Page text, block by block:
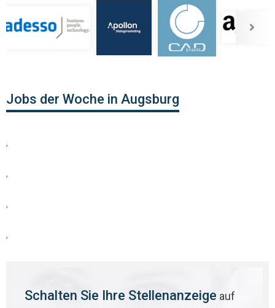
Jobs der Woche in Augsburg
,
,
,
,
Schalten Sie Ihre Stellenanzeige auf